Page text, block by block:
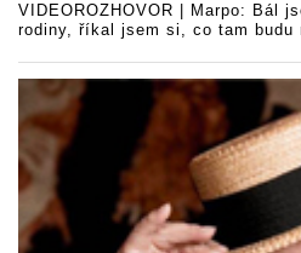
VIDEOROZHOVOR | Marpo: Bál
rodiny, říkal jsem si, co tam budu